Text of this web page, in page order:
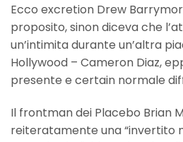
Ecco excretion Drew
proposito, sinon diceva che
un’intimita durante un’altra
Hollywood – Cameron Diaz,
presente e certain normale
Il frontman dei Placebo Brian
reiteratamente una “invertito